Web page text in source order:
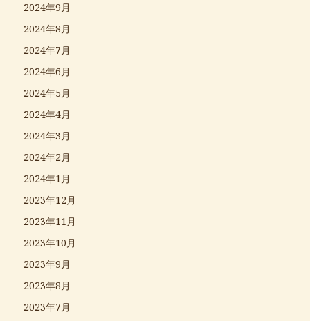
2024年9月
2024年8月
2024年7月
2024年6月
2024年5月
2024年4月
2024年3月
2024年2月
2024年1月
2023年12月
2023年11月
2023年10月
2023年9月
2023年8月
2023年7月